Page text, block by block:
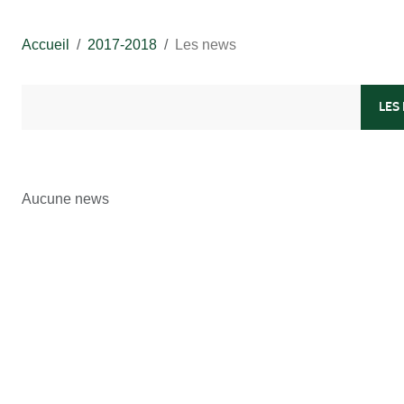
Accueil 2017-2018 Les news
LES
Aucune news